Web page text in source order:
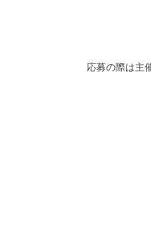
応募の際は主